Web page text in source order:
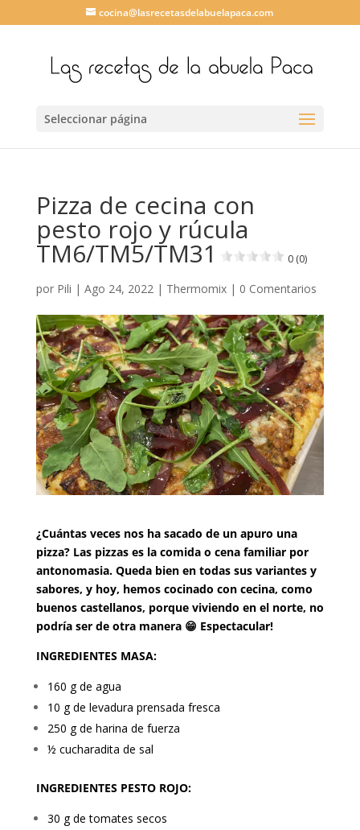
cocina@lasrecetasdelabuelapaca.com
Seleccionar página
Pizza de cecina con
pesto rojo y rúcula
TM6/TM5/TM31 0 (0)
por Pili | Ago 24, 2022| Thermomix| 0 Comentarios
¿Cuántas veces nos ha sacado de un apuro una
pizza? Las pizzas es la comida o cena familiar por
antonomasia. Queda bien en todas sus variantes y
sabores, y hoy, hemos cocinado con cecina, como
buenos castellanos, porque viviendo en el norte, no
podría ser de otra manera 😁 Espectacular!
INGREDIENTES MASA:
160 g de agua
10 g de levadura prensada fresca
250 g de harina de fuerza
½ cucharadita de sal
INGREDIENTES PESTO ROJO:
30 g de tomates secos